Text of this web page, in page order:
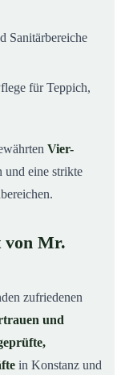
Sanitärbereiche
für Teppich,
Vier-
und eine strikte
von Mr.
zufriedenen
und
in Konstanz und